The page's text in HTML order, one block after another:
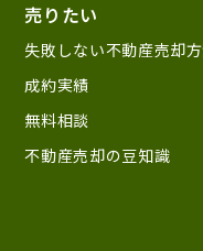
売りたい
失敗しない不動産売却
成約実績
無料相談
不動産売却の豆知識